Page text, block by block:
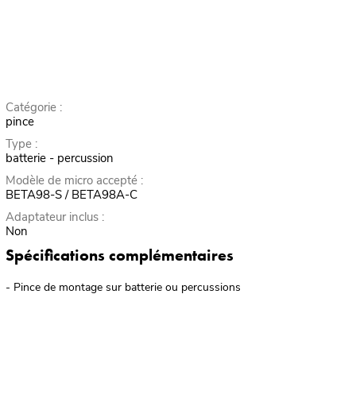
Catégorie :
pince
Type :
batterie - percussion
Modèle de micro accepté :
BETA98-S / BETA98A-C
Adaptateur inclus :
Non
Spécifications complémentaires
- Pince de montage sur batterie ou percussions